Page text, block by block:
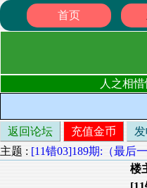
首页
人之相
返回论坛 充值金币
主题 : [11错03]189期:（最
楼